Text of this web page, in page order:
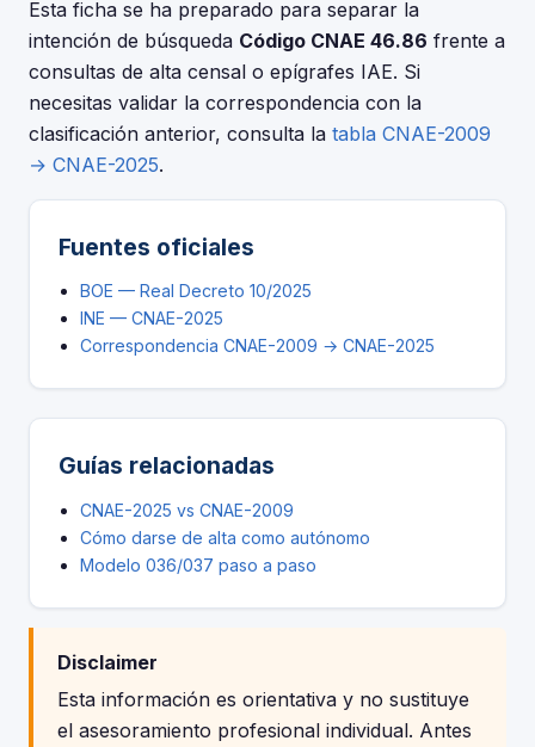
2025.
Esta ficha se ha preparado para separar la
intención de búsqueda Código CNAE 46.86 frente a
consultas de alta censal o epígrafes IAE. Si
necesitas validar la correspondencia con la
clasificación anterior, consulta la tabla CNAE-2009
→ CNAE-2025.
Fuentes oficiales
BOE — Real Decreto 10/2025
INE — CNAE-2025
Correspondencia CNAE-2009 → CNAE-2025
Guías relacionadas
CNAE-2025 vs CNAE-2009
Cómo darse de alta como autónomo
Modelo 036/037 paso a paso
Disclaimer
Esta información es orientativa y no sustituye
el asesoramiento profesional individual. Antes